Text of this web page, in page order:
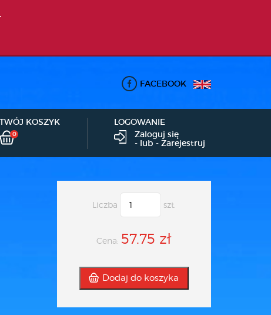
FACEBOOK
TWÓJ KOSZYK
0
LOGOWANIE
Zaloguj się
- lub - Zarejestruj
Liczba szt.
Cena: 57.75 zł
Dodaj do koszyka